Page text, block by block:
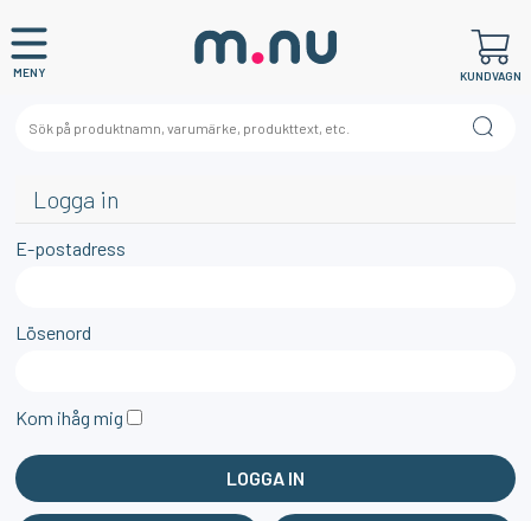
MENY KUNDVAGN
Logga in
E-postadress
Lösenord
Kom ihåg mig